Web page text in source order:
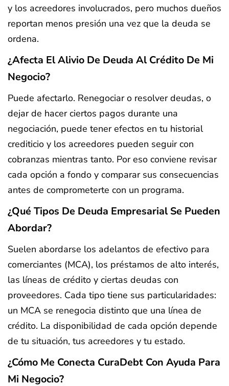
y los acreedores involucrados, pero muchos dueños
reportan menos presión una vez que la deuda se
ordena.
¿Afecta El Alivio De Deuda Al Crédito De Mi
Negocio?
Puede afectarlo. Renegociar o resolver deudas, o
dejar de hacer ciertos pagos durante una
negociación, puede tener efectos en tu historial
crediticio y los acreedores pueden seguir con
cobranzas mientras tanto. Por eso conviene revisar
cada opción a fondo y comparar sus consecuencias
antes de comprometerte con un programa.
¿Qué Tipos De Deuda Empresarial Se Pueden
Abordar?
Suelen abordarse los adelantos de efectivo para
comerciantes (MCA), los préstamos de alto interés,
las líneas de crédito y ciertas deudas con
proveedores. Cada tipo tiene sus particularidades:
un MCA se renegocia distinto que una línea de
crédito. La disponibilidad de cada opción depende
de tu situación, tus acreedores y tu estado.
¿Cómo Me Conecta CuraDebt Con Ayuda Para
Mi Negocio?